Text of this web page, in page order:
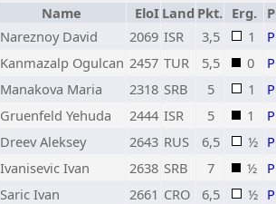
Name EloI Land Pkt. Erg.
Nareznoy David 2069 ISR 3,5 1
Kanmazalp Ogulcan 2457 TUR 5,5 0
Manakova Maria 2318 SRB 5 1
Gruenfeld Yehuda 2444 ISR 5 1
Dreev Aleksey 2643 RUS 6,5 ½
Ivanisevic Ivan 2638 SRB 7 ½
Saric Ivan 2661 CRO 6,5 ½